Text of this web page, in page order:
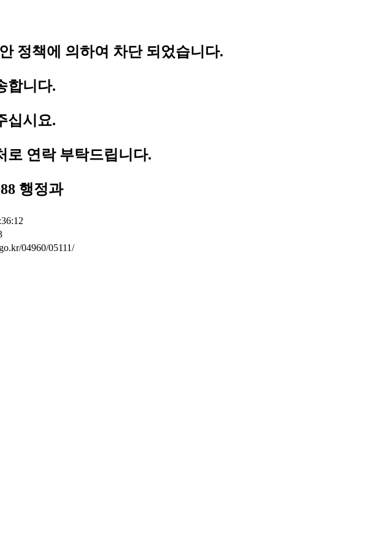
정책에 의하여 차단 되었습니다.
합니다.
십시요.
로 연락 부탁드립니다.
행정과
04960/05111/